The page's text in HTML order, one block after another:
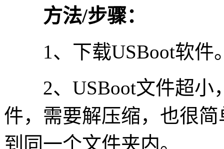
方法/步骤：
1、下载USBoot软件
2、USBoot文件超小
件，需要解压缩，也很
到同一个文件夹内。